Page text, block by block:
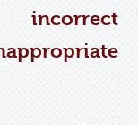
incorrect